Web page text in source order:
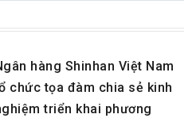
hàng Shinhan Việt Nam
chức tọa đàm chia sẻ kinh
triển khai phương